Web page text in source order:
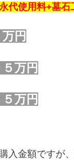
代使用料+墓石
円
万円
万円
入金額ですが